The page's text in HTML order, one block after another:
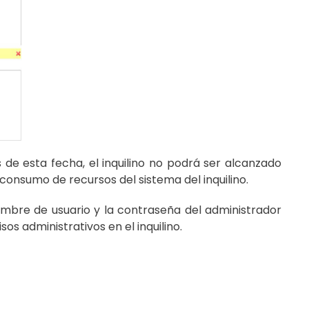
esta fecha, el inquilino no podrá ser alcanzado
de recursos del sistema del inquilino.
de usuario y la contraseña del administrador
administrativos en el inquilino.